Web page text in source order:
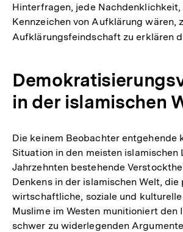
Hinterfragen, jede Nachdenklichkeit,
Kennzeichen von Aufklärung wären,
Aufklärungsfeindschaft zu erklären
in der islamischen
Die keinem Beobachter entgehende
Situation in den meisten islamischen
Jahrzehnten bestehende
Denkens in der islamischen Welt, die
wirtschaftliche, soziale und
Muslime im Westen munitioniert
schwer zu widerlegenden